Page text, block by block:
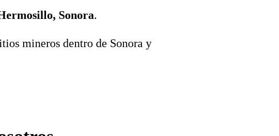
Sonora.
mineros dentro de Sonora y